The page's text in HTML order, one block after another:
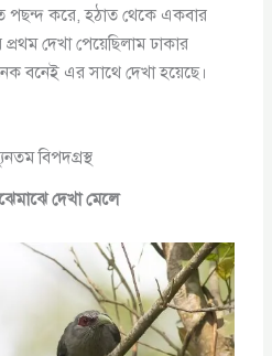
পছন্দ করে, হঠাত থেকে একবার
দেখা পেয়েছিলাম ঢাকার
বনেই এর সাথে দেখা হয়েছে।
বিপদগ্রস্থ
দেখা মেলে